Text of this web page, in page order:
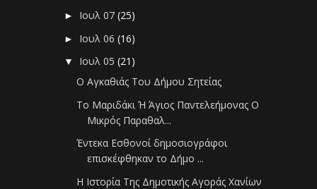
► Ιουλ 07(25)
► Ιουλ 06(16)
▼ Ιουλ 05(21)
Ο Αγκαθιάς Του Δήμου Σητείας
Το Μαριδάκι Ή Άγιος Παντελεήμονας Ο
Μικρός Παραθαλ...
Έντεκα Εσθονοί δημοσιογράφοι
επισκέφθηκαν το Δήμο ...
Η Ιστορία Της Δημοτικής Αγοράς Χανίων